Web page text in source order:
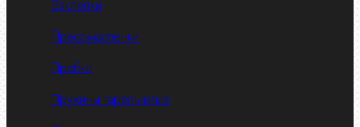
Заклепки
Пресс-масленки
Пробки
Пружины тарельчатые